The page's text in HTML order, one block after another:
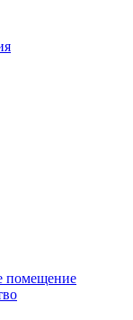
помещение